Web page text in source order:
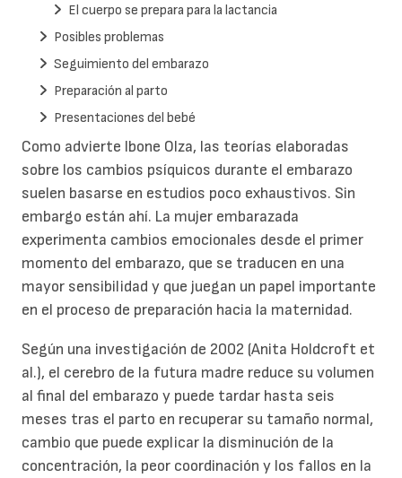
Como advierte Ibone Olza, las teorías elaboradas
sobre los cambios psíquicos durante el embarazo
suelen basarse en estudios poco exhaustivos. Sin
embargo están ahí. La mujer embarazada
experimenta cambios emocionales desde el primer
momento del embarazo, que se traducen en una
mayor sensibilidad y que juegan un papel importante
en el proceso de preparación hacia la maternidad.
Según una investigación de 2002 (Anita Holdcroft et
al.), el cerebro de la futura madre reduce su volumen
al final del embarazo y puede tardar hasta seis
meses tras el parto en recuperar su tamaño normal,
cambio que puede explicar la disminución de la
concentración, la peor coordinación y los fallos en la
El cuerpo se prepara para la lactancia
Posibles problemas
Seguimiento del embarazo
Preparación al parto
Presentaciones del bebé